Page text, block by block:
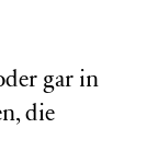
gar in
die